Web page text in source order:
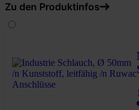
Zu den Produktinfos